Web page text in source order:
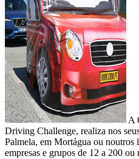
A
Driving Challenge, realiza nos
Palmela, em Mortágua ou noutros
empresas e grupos de 12 a 200 ou